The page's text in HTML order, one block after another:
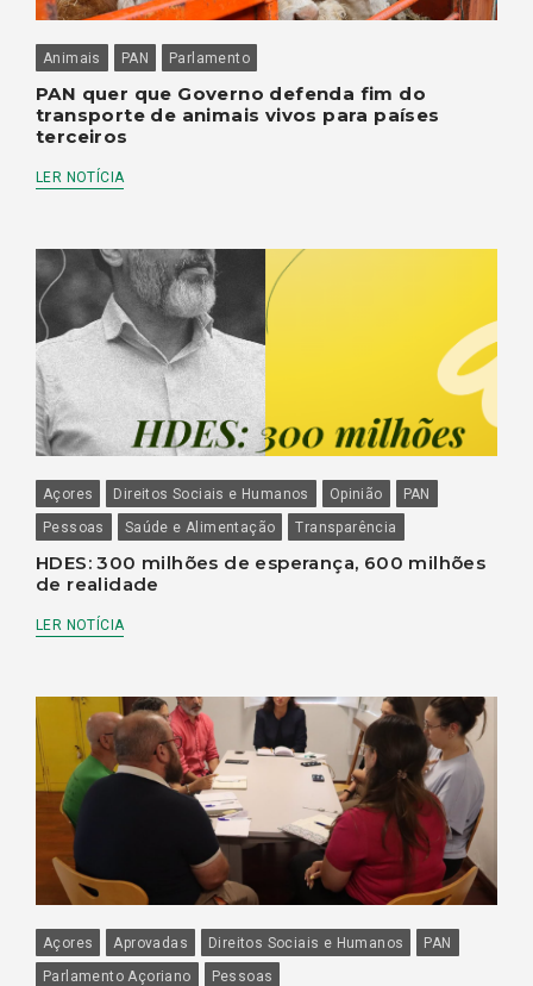
Animais PAN Parlamento
PAN quer que Governo defenda fim do
transporte de animais vivos para países
terceiros
LER NOTÍCIA
Açores Direitos Sociais e Humanos Opinião
PAN
Pessoas
Saúde e Alimentação Transparência
HDES: 300 milhões de esperança, 600 milhões
de realidade
LER NOTÍCIA
Açores Aprovadas Direitos Sociais e Humanos
PAN
Parlamento Açoriano
Pessoas